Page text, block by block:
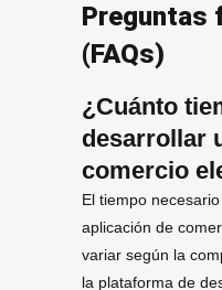
Preguntas
(FAQs)
¿Cuánto
desarrollar
comercio
El tiempo
aplicación de
variar según la
la plataforma de